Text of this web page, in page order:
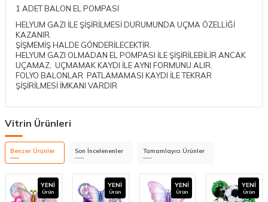
1 ADET BALON EL POMPASI
HELYUM GAZI İLE ŞİŞİRİLMESİ DURUMUNDA UÇMA ÖZELLİĞİ
KAZANIR.
ŞİŞMEMİŞ HALDE GÖNDERİLECEKTİR.
HELYUM GAZI OLMADAN EL POMPASI İLE ŞİŞİRİLEBİLİR ANCAK
UÇAMAZ, UÇMAMAK KAYDI İLE AYNI FORMUNU ALIR.
FOLYO BALONLAR PATLAMAMASI KAYDI İLE TEKRAR
ŞİŞİRİLMESİ İMKANI VARDIR
Vitrin Ürünleri
Benzer Ürünler Son İncelenenler Tamamlayıcı Ürünler
YENI
Ürün
YENI
Ürün
YENI
Ürün
YENI
Ürün